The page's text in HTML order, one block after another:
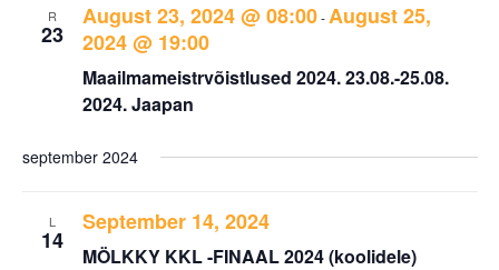
R
23
August 23, 2024 @ 08:00-August 25,
2024 @ 19:00
Maailmameistrvõistlused 2024. 23.08.-25.08.
2024. Jaapan
september 2024
L
14
September 14, 2024
MÖLKKY KKL -FINAAL 2024 (koolidele)